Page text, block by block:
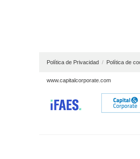
Política de Privacidad / Política de
www.capitalcorporate.com